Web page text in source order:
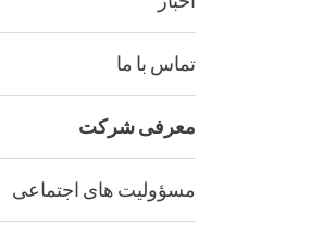
تماس با ما
معرفی شرکت
مسؤولیت های اجتماعی